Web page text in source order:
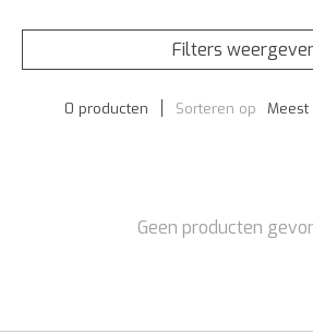
Filters
0 producten Sorteren op Meest
Geen producten